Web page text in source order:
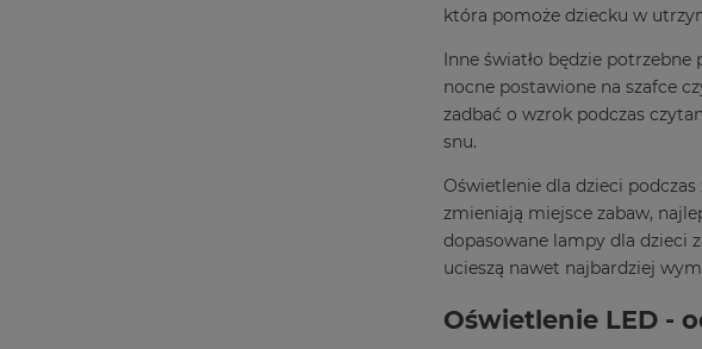
która pomoże dziecku w
Inne światło będzie
nocne postawione na szafce
zadbać o wzrok podczas
snu.
Oświetlenie dla dzieci
zmieniają miejsce zabaw,
dopasowane lampy dla dzieci
ucieszą nawet najbardziej
Oświetlenie LED -